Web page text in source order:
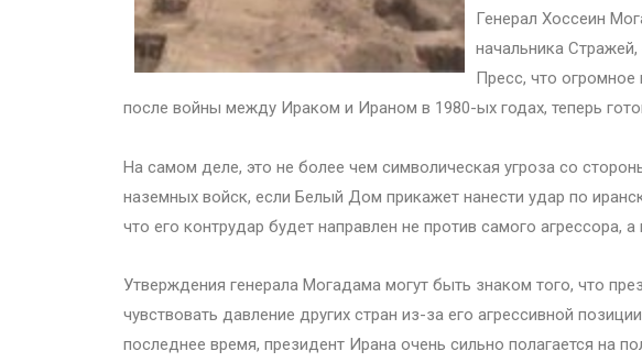
Генерал Хоссеин
начальника
Пресс, что
после войны между Ираком и Ираном в 1980-ых годах, теперь
На самом деле, это не более чем символическая угроза со
наземных войск, если Белый Дом прикажет нанести удар по
что его контрудар будет направлен не против самого агрессора,
Утверждения генерала Могадама могут быть знаком того, что
чувствовать давление других стран из-за его агрессивной
последнее время, президент Ирана очень сильно полагается на